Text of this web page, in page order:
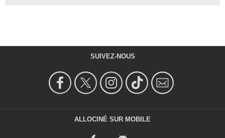
SUIVEZ-NOUS
ALLOCINÉ SUR MOBILE